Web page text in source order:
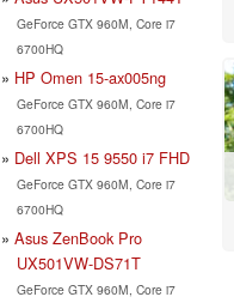
GeForce GTX 960M, Core i7
6700HQ
HP Omen 15-ax005ng
GeForce GTX 960M, Core i7
6700HQ
Dell XPS 15 9550 i7 FHD
GeForce GTX 960M, Core i7
6700HQ
Asus ZenBook Pro
UX501VW-DS71T
GeForce GTX 960M, Core i7